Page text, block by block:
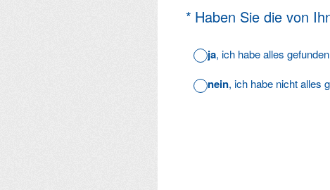
* Haben Sie die von
(Erforderlich.)
ja, ich habe alles gefunden
nein, ich habe nicht alles